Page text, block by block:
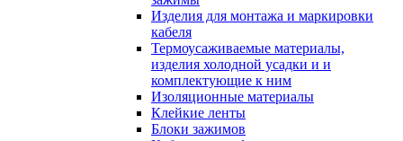
Изделия для монтажа и маркировки
кабеля
Термоусаживаемые материалы,
изделия холодной усадки и и
комплектующие к ним
Изоляционные материалы
Клейкие ленты
Блоки зажимов